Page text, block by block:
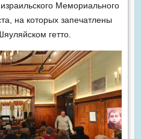
Мемориального
на которых запечатлены
гетто.